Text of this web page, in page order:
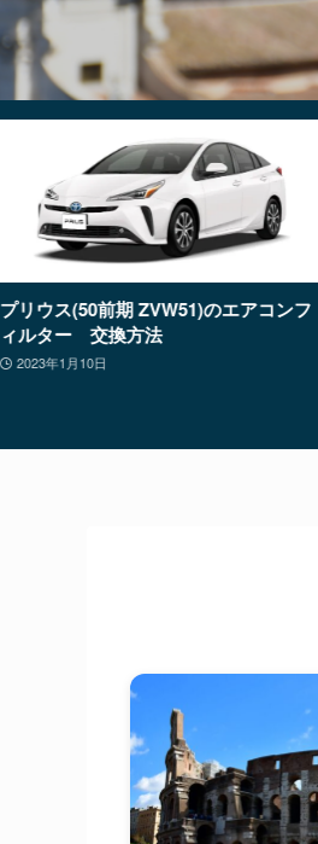
プリウス(50前期 ZVW51)のエアコンフ
ィルター 交換方法
2023年1月10日